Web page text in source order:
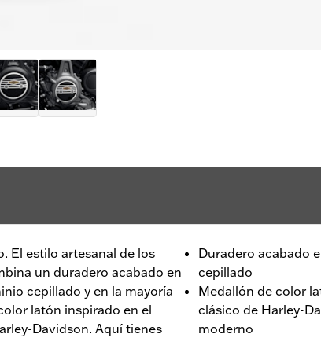
El estilo artesanal de los
un duradero acabado en
cepillado y en la mayoría
latón inspirado en el
Davidson. Aquí tienes
Duradero acabado
cepillado
Medallón de color
clásico de Harley-
moderno